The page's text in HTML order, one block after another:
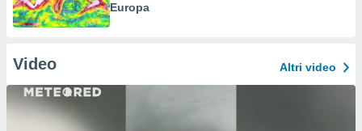
Europa
Video Altri video